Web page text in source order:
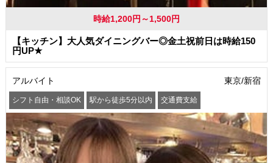
時給1,200円～1,500円
【キッチン】大人気ダイニングバー◎金土祝前日は時給150
円UP★
アルバイト 東京/新宿
シフト自由・相談OK 駅から徒歩5分以内 交通費支給